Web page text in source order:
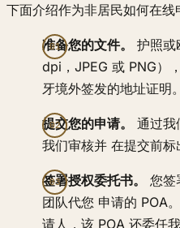
下面介绍作为非居民如何在线
准备您的文件。
护照或
dpi，JPEG 或 PNG）
牙境外签发的地址证明
提交您的申请。
通过我
我们审核并 在提交前标
签署授权委托书。
您签
团队代您 申请的 POA
请人，该 POA 还委任